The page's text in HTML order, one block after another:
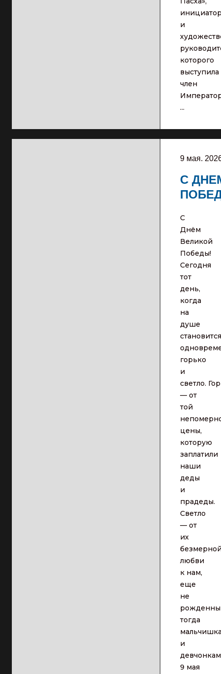
и
которого
выступила
член
...
9 мая.
С
С
Днём
Великой
Победы!
Сегодня
тот
день,
когда
на
душе
становится
горько
и
светло.
— от
той
цены,
которую
заплатили
наши
деды
и
прадеды.
Светло
— от
их
любви
к нам,
еще
не
тогда
и
9 мая